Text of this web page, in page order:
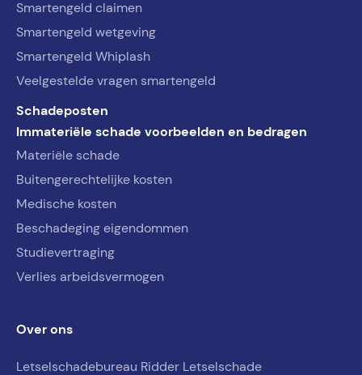
Smartengeld claimen
Smartengeld wetgeving
Smartengeld Whiplash
Veelgestelde vragen smartengeld
Schadeposten
Immateriële schade voorbeelden en bedragen
Materiële schade
Buitengerechtelijke kosten
Medische kosten
Beschadeging eigendommen
Studievertraging
Verlies arbeidsvermogen
Over ons
Letselschadebureau Ridder Letselschade